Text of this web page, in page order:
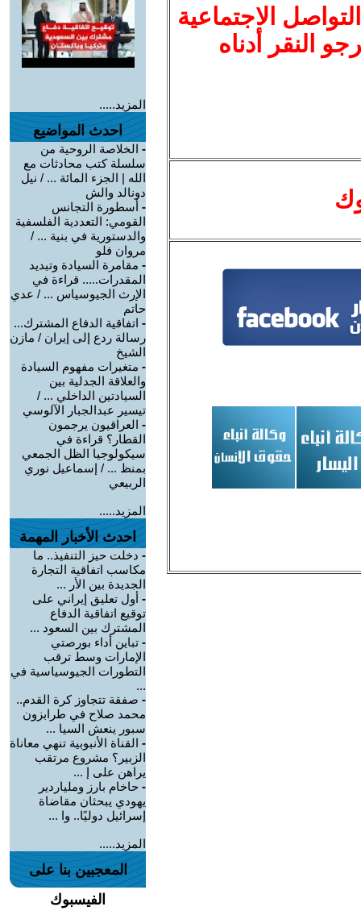
الاجتماعية
النقر أدناه
المزيد.....
احدث المواضيع
- الخلاصة الروحية من
سلسلة كتب محادثات مع
الله | الجزء المائة ... / نيل
دونالد والش
- أسطورة التجانس
القومي: التعددية الفلسفية
والدستورية في بنية ... /
مروان فلو
- مقامرة السيادة وتبديد
المقدرات..... قراءة في
الإرث الجيوسياس ... / عدي
حاتم
- اتفاقية الدفاع المشترك...
رسالة ردع إلى إيران / مازن
الشيخ
- متغيرات مفهوم السيادة
والعلاقة الجدلية بين
السيادتين الداخلي ... /
تيسير عبدالجبار الآلوسي
- العراقيون يرجمون
القطار؟ قراءة في
سيكولوجيا الظل الجمعي
بمنظ ... / إسماعيل نوري
الربيعي
المزيد.....
احدث الأخبار المهمة
- دخلت حيز التنفيذ.. ما
مكاسب اتفاقية التجارة
الجديدة بين الأر ...
- أول تعليق إيراني على
توقيع اتفاقية الدفاع
المشترك بين السعود ...
- تباين أداء بورصتي
الإمارات وسط ترقب
التطورات الجيوسياسية في
...
- صفقة تتجاوز كرة القدم..
محمد صلاح في طرابزون
سبور ينعش السيا ...
- القناة الأنبوبية تنهي معاناة
الزبير؟ مشروع مرتقب
يراهن على إ ...
- حاخام بارز وملياردير
يهودي يبحثان مقاضاة
إسرائيل دوليًا.. وا ...
المزيد.....
المعجبين بنا على
الفيسبوك